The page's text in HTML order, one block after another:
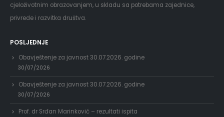
cjeloživotnim obrazovanjem, u skladu sa potrebama zajednice,
privrede i razvitka društva.
POSLJEDNJE
Obavještenje za javnost 30.07.2026. godine
30/07/2026
Obavještenje za javnost 30.07.2026. godine
30/07/2026
Prof. dr Srđan Marinković – rezultati ispita